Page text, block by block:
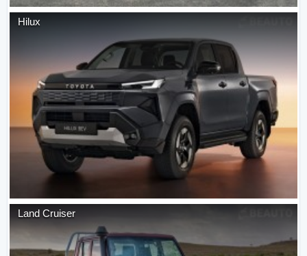
Hilux
Land Cruiser